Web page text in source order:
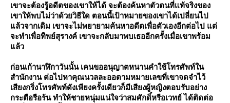
เขาจะต้องรู้อดีตของเขาให้ได้ จะต้องค้นหาตัวตนที่แท้จริงของ
เขาให้พบไม่ว่าด้วยวิธีใด ตอนนี้เป้าหมายของเขาได้เปลี่ยนไป
ล้วจากเดิม เขาจะไม่พยายามค้นหาอดีตเพื่อตัวเองอีกต่อไป แต่
จะทำเพื่อทิพย์สุรางค์ เขาจะกลับมาพบเธออีกครั้งเมื่อเขาพร้อม
ล้ว
ก่อนเก้านาฬิกาวันนั้น เคนขออนุญาตหนานคำใช้โทรศัพท์ใน
สำนักงาน ต่อไปหาคุณนวลละออตามหมายเลขที่เขาจดจำไว้
เสียงกริ่งโทรศัพท์ดังเพียงครั้งเดียวก็มีเสียงผู้หญิงตอบรับอย่าง
กระตือรือร้น ทำให้ชายหนุ่มแน่ใจว่าสมศักดิ์หรือเวทย์ ได้ติดต่อ